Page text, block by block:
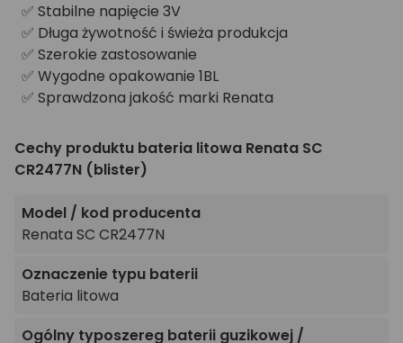
✅ Stabilne napięcie 3V
✅ Długa żywotność i świeża produkcja
✅ Szerokie zastosowanie
✅ Wygodne opakowanie 1BL
✅ Sprawdzona jakość marki Renata
Cechy produktu bateria litowa Renata SC
CR2477N (blister)
Model / kod producenta
Renata SC CR2477N
Oznaczenie typu baterii
Bateria litowa
Ogólny typoszereg baterii guzikowej /